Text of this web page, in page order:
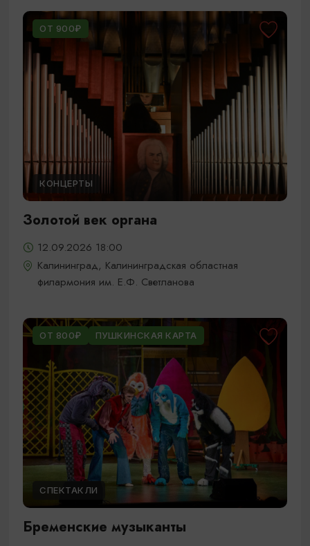
ОТ 900₽
КОНЦЕРТЫ
Золотой век органа
12.09.2026 18:00
Калининград, Калининградская областная
филармония им. Е.Ф. Светланова
ОТ 800₽ ПУШКИНСКАЯ КАРТА
СПЕКТАКЛИ
Бременские музыканты